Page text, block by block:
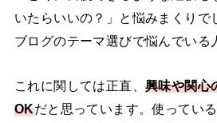
いたらいいの？」と悩みまくりで
ブログのテーマ選びで悩んでいる
これに関しては正直、興味や関心
OKだと思っています。使ってい